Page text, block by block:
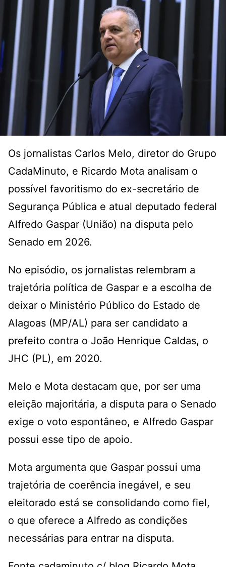
Os jornalistas Carlos Melo, diretor do Grupo
CadaMinuto, e Ricardo Mota analisam o
possível favoritismo do ex-secretário de
Segurança Pública e atual deputado federal
Alfredo Gaspar (União) na disputa pelo
Senado em 2026.
No episódio, os jornalistas relembram a
trajetória política de Gaspar e a escolha de
deixar o Ministério Público do Estado de
Alagoas (MP/AL) para ser candidato a
prefeito contra o João Henrique Caldas, o
JHC (PL), em 2020.
Melo e Mota destacam que, por ser uma
eleição majoritária, a disputa para o Senado
exige o voto espontâneo, e Alfredo Gaspar
possui esse tipo de apoio.
Mota argumenta que Gaspar possui uma
trajetória de coerência inegável, e seu
eleitorado está se consolidando como fiel,
o que oferece a Alfredo as condições
necessárias para entrar na disputa.